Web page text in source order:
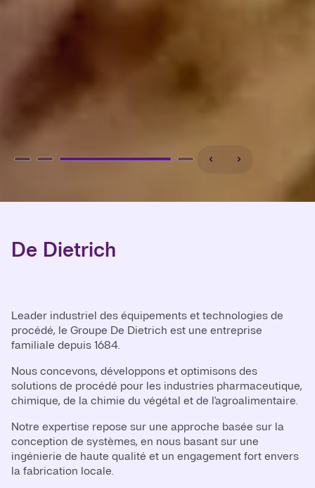
De Dietrich
Leader industriel des équipements et technologies de
procédé, le Groupe De Dietrich est une entreprise
familiale depuis 1684.
Nous concevons, développons et optimisons des
solutions de procédé pour les industries pharmaceutique,
chimique, de la chimie du végétal et de l'agroalimentaire.
Notre expertise repose sur une approche basée sur la
conception de systèmes, en nous basant sur une
ingénierie de haute qualité et un engagement fort envers
la fabrication locale.